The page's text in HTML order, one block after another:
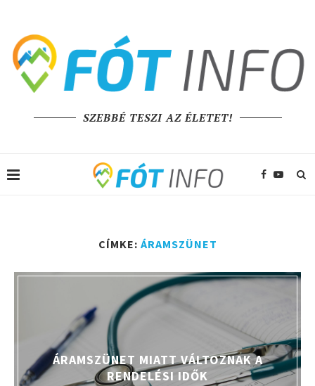
SZEBBÉ TESZI AZ ÉLETET!
CÍMKE: ÁRAMSZÜNET
ÁRAMSZÜNET MIATT VÁLTOZNAK A
RENDELÉSI IDŐK